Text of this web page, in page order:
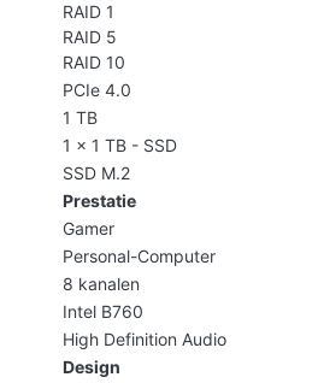
RAID 1
RAID 5
RAID 10
PCIe 4.0
1 TB
1 x 1 TB - SSD
SSD M.2
Prestatie
Gamer
Personal-Computer
8 kanalen
Intel B760
High Definition Audio
Design